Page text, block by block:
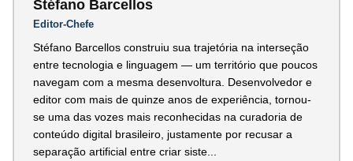
Stéfano Barcellos
Editor-Chefe
Stéfano Barcellos construiu sua trajetória na interseção
entre tecnologia e linguagem — um território que poucos
navegam com a mesma desenvoltura. Desenvolvedor e
editor com mais de quinze anos de experiência, tornou-
se uma das vozes mais reconhecidas na curadoria de
conteúdo digital brasileiro, justamente por recusar a
separação artificial entre criar siste...